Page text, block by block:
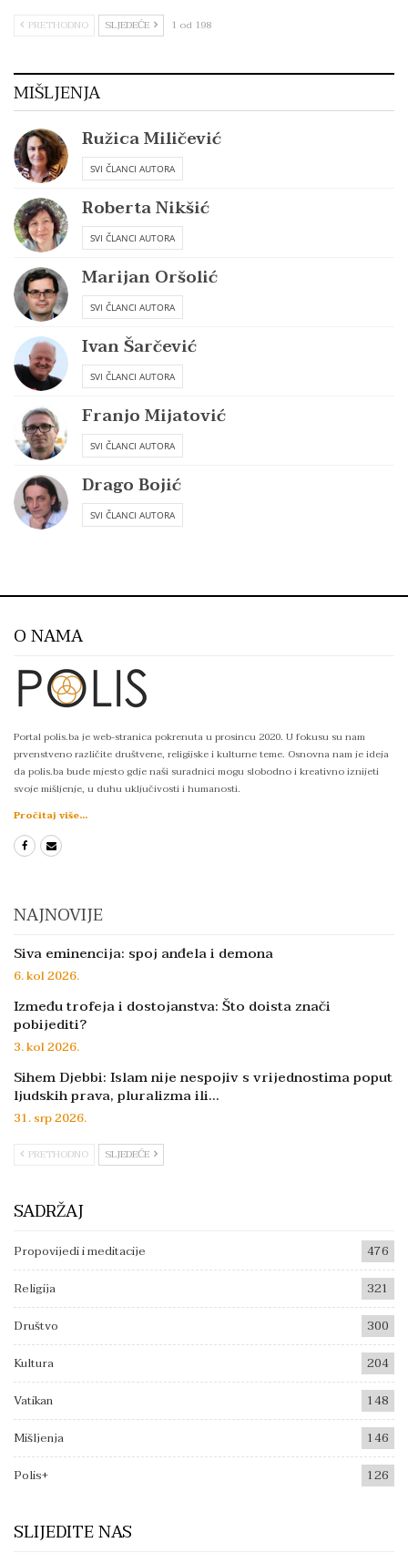
PRETHODNO SLJEDEĆE 1 od 198
MIŠLJENJA
Ružica Miličević
SVI ČLANCI AUTORA
Roberta Nikšić
SVI ČLANCI AUTORA
Marijan Oršolić
SVI ČLANCI AUTORA
Ivan Šarčević
SVI ČLANCI AUTORA
Franjo Mijatović
SVI ČLANCI AUTORA
Drago Bojić
SVI ČLANCI AUTORA
O NAMA
Portal polis.ba je web-stranica pokrenuta u prosincu 2020. U fokusu su nam
prvenstveno različite društvene, religijske i kulturne teme. Osnovna nam je ideja
da polis.ba bude mjesto gdje naši suradnici mogu slobodno i kreativno iznijeti
svoje mišljenje, u duhu uključivosti i humanosti.
Pročitaj više...
NAJNOVIJE
Siva eminencija: spoj anđela i demona
6. kol 2026.
Između trofeja i dostojanstva: Što doista znači
pobijediti?
3. kol 2026.
Sihem Djebbi: Islam nije nespojiv s vrijednostima poput
ljudskih prava, pluralizma ili…
31. srp 2026.
PRETHODNO SLJEDEĆE
SADRŽAJ
Propovijedi i meditacije
476
Religija
321
Društvo
300
Kultura
204
Vatikan
148
Mišljenja
146
Polis+
126
SLIJEDITE NAS